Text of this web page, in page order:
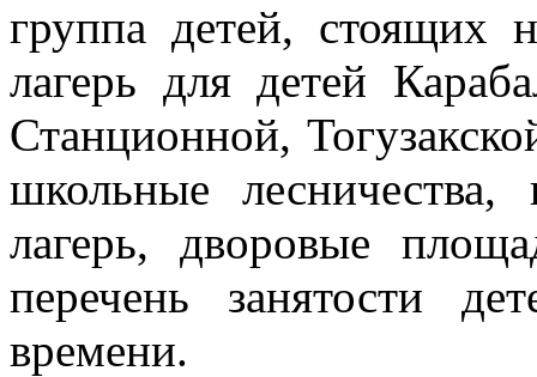
группа детей,
лагерь для детей
Станционной,
школьные
лагерь, дворовые
перечень занятости
времени.